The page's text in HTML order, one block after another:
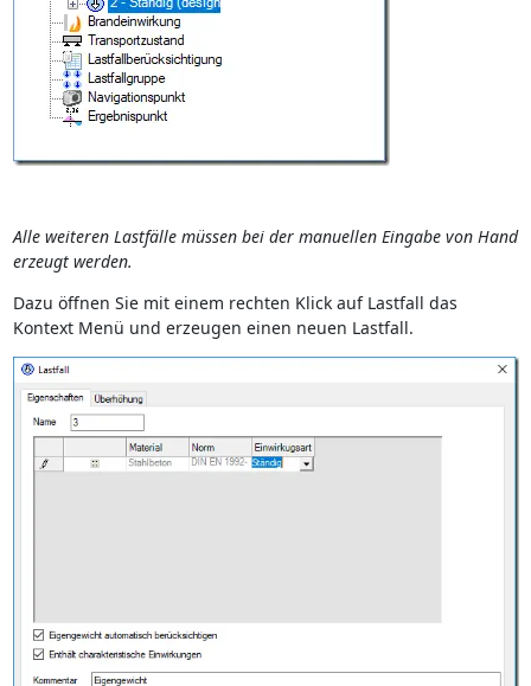
Alle weiteren Lastfälle müssen bei der manuellen Eingabe von Hand
erzeugt werden.
Dazu öffnen Sie mit einem rechten Klick auf Lastfall das
Kontext Menü und erzeugen einen neuen Lastfall.